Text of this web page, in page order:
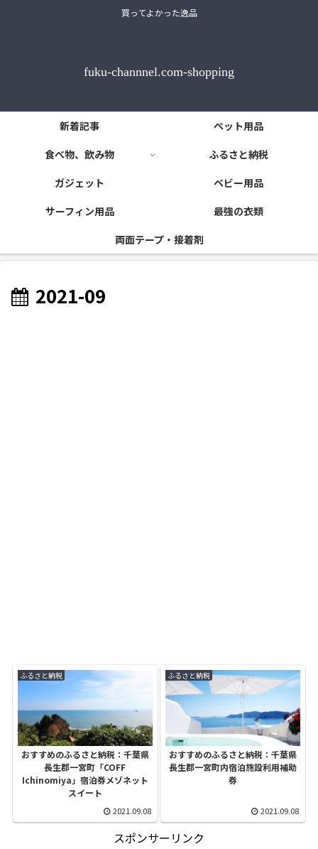
買ってよかった逸品
fuku-channnel.com-shopping
新着記事
ペット用品
食べ物、飲み物
ふるさと納税
ガジェット
ベビー用品
サーフィン用品
最強の衣類
両面テープ・接着剤
2021-09
ふるさと納税
おすすめのふるさと納税：千葉県
長生郡一宮町「COFF
Ichinomiya」宿泊券メゾネット
スイート
2021.09.08
ふるさと納税
おすすめのふるさと納税：千葉県
長生郡一宮町内宿泊施設利用補助
券
2021.09.08
スポンサーリンク